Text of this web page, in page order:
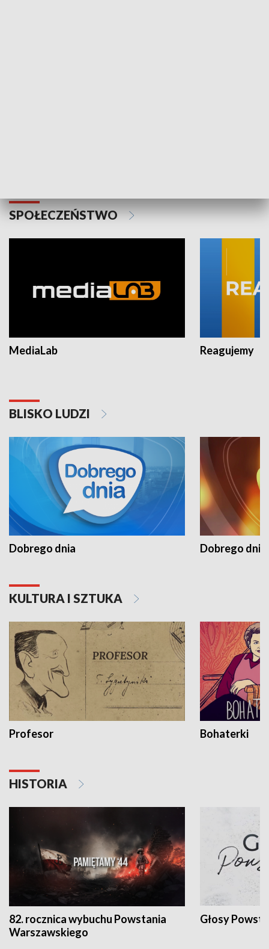
SPOŁECZEŃSTWO
MediaLab Reagujemy
BLISKO LUDZI
Dobrego dnia Dobrego dnia
KULTURA I SZTUKA
Profesor Bohaterki
HISTORIA
82. rocznica wybuchu Powstania
Warszawskiego
Głosy